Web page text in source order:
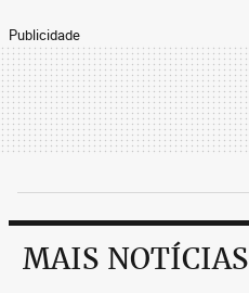
Publicidade
MAIS NOTÍCIAS